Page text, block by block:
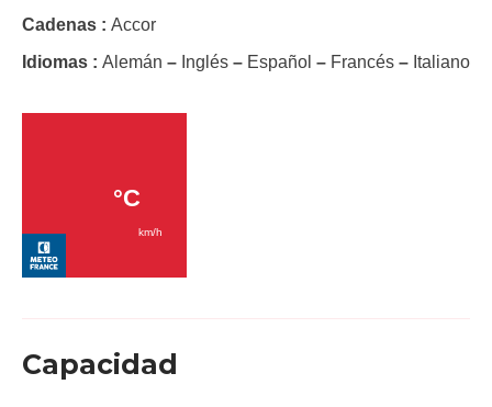
Cadenas : Accor
Idiomas : Alemán – Inglés – Español – Francés – Italiano
Capacidad